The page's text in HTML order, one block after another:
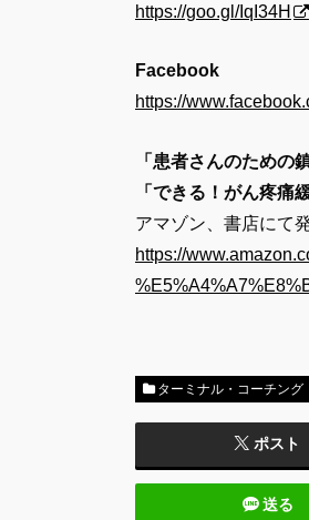
https://goo.gl/IqI34H
Facebook
https://
「患者さんのための
「できる！がん疼痛
アマゾン、書店にて
https://
ターミナル・コーチング
ポスト
送る